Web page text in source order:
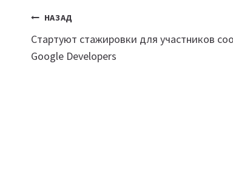
Навигация
по
НАЗАД
Стартуют стажировки для участников
Google Developers